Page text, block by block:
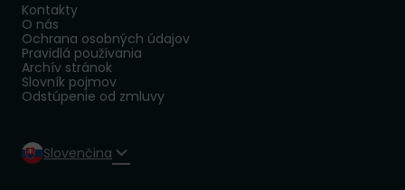
Kontakty
O nás
Ochrana osobných údajov
Pravidlá používania
Archív stránok
Slovník pojmov
Odstúpenie od zmluvy
Slovenčina